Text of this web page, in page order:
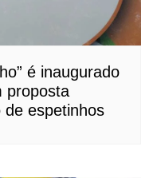
é inaugurado
proposta
de espetinhos